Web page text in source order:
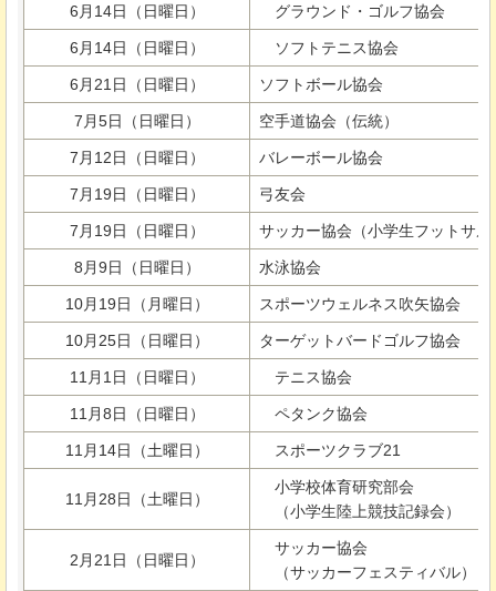
6月14日（日曜日） グラウンド・ゴルフ協会
6月14日（日曜日） ソフトテニス協会
6月21日（日曜日） ソフトボール協会
7月5日（日曜日） 空手道協会（伝統）
7月12日（日曜日） バレーボール協会
7月19日（日曜日） 弓友会
7月19日（日曜日） サッカー協会（小学生フットサル
8月9日（日曜日） 水泳協会
10月19日（月曜日） スポーツウェルネス吹矢協会
10月25日（日曜日） ターゲットバードゴルフ協会
11月1日（日曜日） テニス協会
11月8日（日曜日） ペタンク協会
11月14日（土曜日） スポーツクラブ21
11月28日（土曜日）
小学校体育研究部会
（小学生陸上競技記録会）
2月21日（日曜日）
サッカー協会
（サッカーフェスティバル）